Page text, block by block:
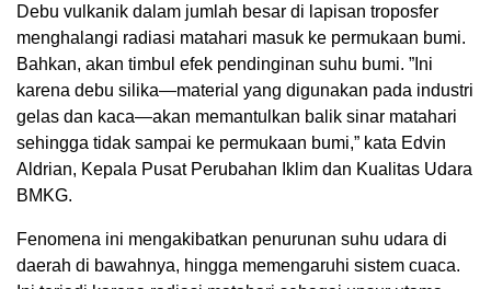
Debu vulkanik dalam jumlah besar di lapisan troposfer
menghalangi radiasi matahari masuk ke permukaan bumi.
Bahkan, akan timbul efek pendinginan suhu bumi. ”Ini
karena debu silika—material yang digunakan pada industri
gelas dan kaca—akan memantulkan balik sinar matahari
sehingga tidak sampai ke permukaan bumi,” kata Edvin
Aldrian, Kepala Pusat Perubahan Iklim dan Kualitas Udara
BMKG.
Fenomena ini mengakibatkan penurunan suhu udara di
daerah di bawahnya, hingga memengaruhi sistem cuaca.